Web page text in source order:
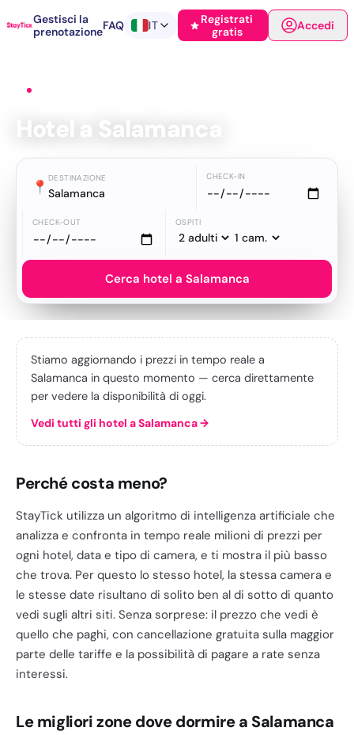
Gestisci la
prenotazioneFAQ IT
Registrati
gratis
Accedi
Hotel a Salamanca
📍 DESTINAZIONE
Salamanca
CHECK-IN
CHECK-OUT OSPITI
Cerca hotel a Salamanca
Stiamo aggiornando i prezzi in tempo reale a
Salamanca in questo momento — cerca direttamente
per vedere la disponibilità di oggi.
Vedi tutti gli hotel a Salamanca→
Perché costa meno?
StayTick utilizza un algoritmo di intelligenza artificiale che
analizza e confronta in tempo reale milioni di prezzi per
ogni hotel, data e tipo di camera, e ti mostra il più basso
che trova. Per questo lo stesso hotel, la stessa camera e
le stesse date risultano di solito ben al di sotto di quanto
vedi sugli altri siti. Senza sorprese: il prezzo che vedi è
quello che paghi, con cancellazione gratuita sulla maggior
parte delle tariffe e la possibilità di pagare a rate senza
interessi.
Le migliori zone dove dormire a Salamanca